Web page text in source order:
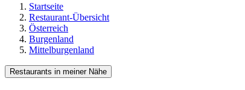
Startseite
Restaurant-Übersicht
Österreich
Burgenland
Mittelburgenland
Restaurants in meiner Nähe